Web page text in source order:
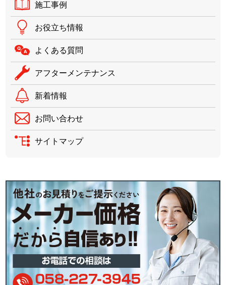
施工事例
お役立ち情報
よくある質問
アフターメンテナンス
新着情報
お問い合わせ
サイトマップ